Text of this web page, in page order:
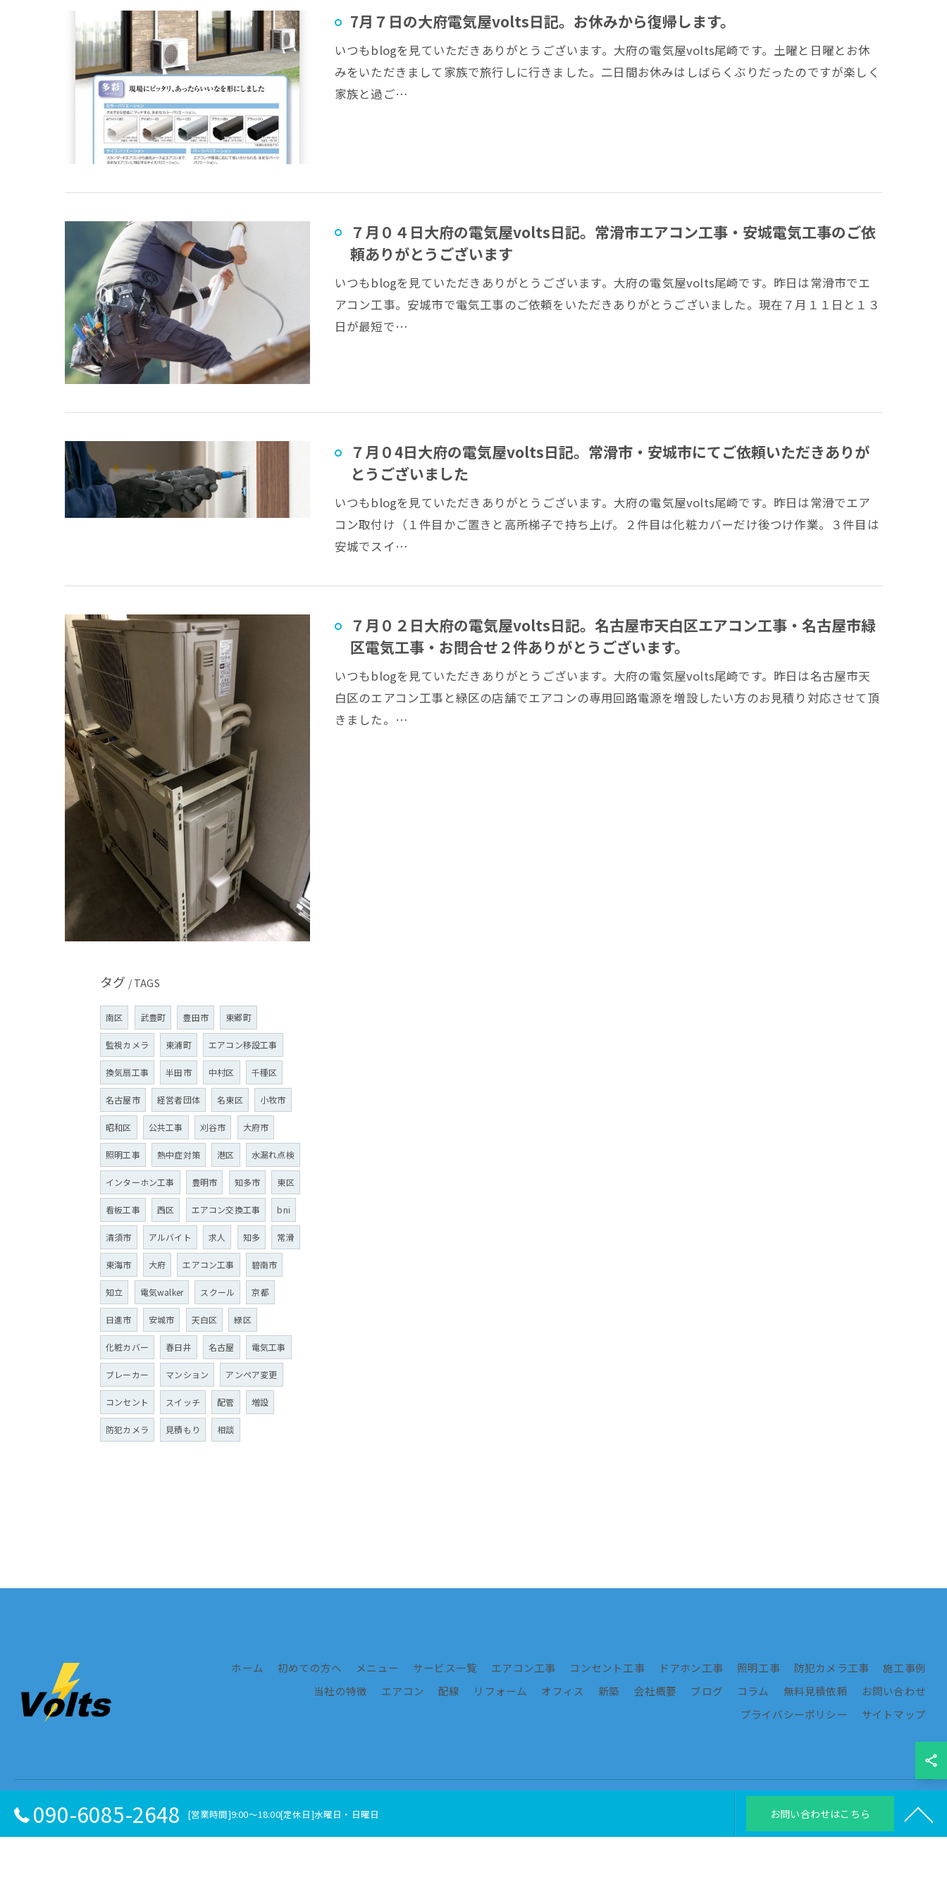
7月７日の大府電気屋volts日記。お休みから復帰します。
いつもblogを見ていただきありがとうございます。大府の電気屋volts尾崎です。土曜と日曜とお休
みをいただきまして家族で旅行しに行きました。二日間お休みはしばらくぶりだったのですが楽しく
家族と過ご…
７月０４日大府の電気屋volts日記。常滑市エアコン工事・安城電気工事のご依
頼ありがとうございます
いつもblogを見ていただきありがとうございます。大府の電気屋volts尾崎です。昨日は常滑市でエ
アコン工事。安城市で電気工事のご依頼をいただきありがとうございました。現在７月１１日と１３
日が最短で…
７月０4日大府の電気屋volts日記。常滑市・安城市にてご依頼いただきありが
とうございました
いつもblogを見ていただきありがとうございます。大府の電気屋volts尾崎です。昨日は常滑でエア
コン取付け（１件目かご置きと高所梯子で持ち上げ。２件目は化粧カバーだけ後つけ作業。３件目は
安城でスイ…
７月０２日大府の電気屋volts日記。名古屋市天白区エアコン工事・名古屋市緑
区電気工事・お問合せ２件ありがとうございます。
いつもblogを見ていただきありがとうございます。大府の電気屋volts尾崎です。昨日は名古屋市天
白区のエアコン工事と緑区の店舗でエアコンの専用回路電源を増設したい方のお見積り対応させて頂
きました。…
タグ TAGS
南区 武豊町 豊田市 東郷町
監視カメラ 東浦町 エアコン移設工事
換気扇工事 半田市 中村区 千種区
名古屋市 経営者団体 名東区 小牧市
昭和区 公共工事 刈谷市 大府市
照明工事 熱中症対策 港区 水漏れ点検
インターホン工事 豊明市 知多市 東区
看板工事 西区 エアコン交換工事 bni
清須市 アルバイト 求人 知多 常滑
東海市 大府 エアコン工事 碧南市
知立 電気walker スクール 京都
日進市 安城市 天白区 緑区
化粧カバー 春日井 名古屋 電気工事
ブレーカー マンション アンペア変更
コンセント スイッチ 配管 増設
防犯カメラ 見積もり 相談
090-6085-2648 [営業時間]9:00～18:00[定休日]水曜日・日曜日 お問い合わせはこちら
ホーム 初めての方へ メニュー サービス一覧 エアコン工事 コンセント工事 ドアホン工事 照明工事 防犯カメラ工事
施工事例
当社の特徴
エアコン 配線 リフォーム オフィス 新築 会社概要 ブログ コラム 無料見積依頼
お問い合わせ
プライバシーポリシー
サイトマップ
© 2026 愛知県名古屋周辺の電気工事ならvolts ALL RIGHTS RESERVED.